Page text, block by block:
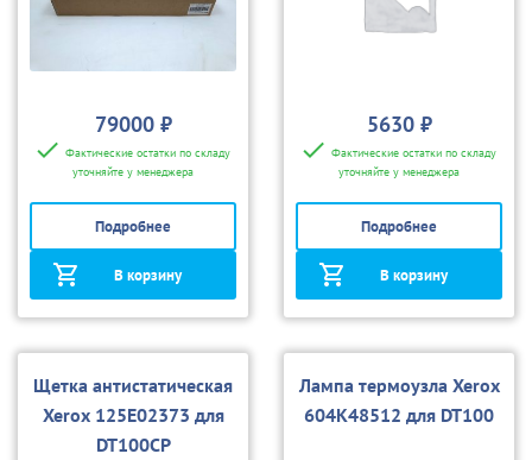
79000 ₽
Фактические остатки по складу
уточняйте у менеджера
Подробнее
В корзину
5630 ₽
Фактические остатки по складу
уточняйте у менеджера
Подробнее
В корзину
Щетка антистатическая
Xerox 125E02373 для
DT100CP
Лампа термоузла Xerox
604K48512 для DT100